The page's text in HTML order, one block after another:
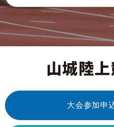
トを改訂しました。
2025/10/15 京都府小
た。100mは大幅に変
しています。役員編
でアップしています
大会参加申